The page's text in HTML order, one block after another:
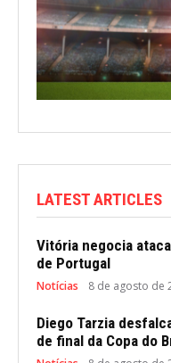
LATEST ARTICLES
Vitória negocia
de Portugal
Notícias 8 de agosto de
Diego Tarzia
de final da Copa do